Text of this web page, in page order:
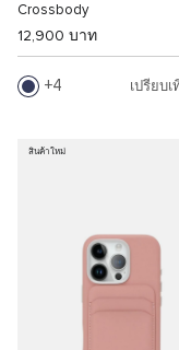
Crossbody
12,900 บาท
4 เปรียบเ
สินค้าใหม่